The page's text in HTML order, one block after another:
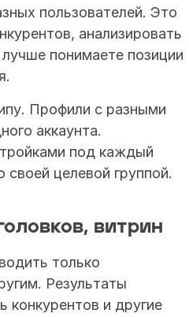
пользователей. Это
анализировать
понимаете позиции
Профили с разными
аккаунта.
под каждый
целевой группой.
витрин
только
Результаты
конкурентов и другие